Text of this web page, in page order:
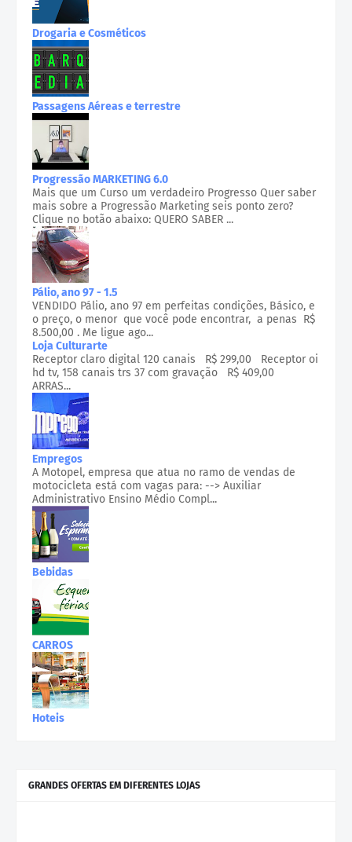
Drogaria e Cosméticos
Passagens Aéreas e terrestre
Progressão MARKETING 6.0
Mais que um Curso um verdadeiro Progresso Quer saber
mais sobre a Progressão Marketing seis ponto zero?
Clique no botão abaixo: QUERO SABER ...
Pálio, ano 97 - 1.5
VENDIDO Pálio, ano 97 em perfeitas condições, Básico, e
o preço, o menor que você pode encontrar, a penas R$
8.500,00 . Me ligue ago...
Loja Culturarte
Receptor claro digital 120 canais R$ 299,00 Receptor oi
hd tv, 158 canais trs 37 com gravação R$ 409,00
ARRAS...
Empregos
A Motopel, empresa que atua no ramo de vendas de
motocicleta está com vagas para: --> Auxiliar
Administrativo Ensino Médio Compl...
Bebidas
CARROS
Hoteis
GRANDES OFERTAS EM DIFERENTES LOJAS